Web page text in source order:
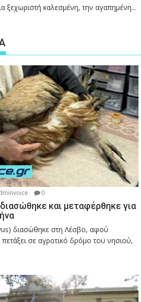
ξεχωριστή καλεσμένη, την αγαπημένη...
0
και μεταφέρθηκε για
διασώθηκε στη Λέσβο, αφού
πετάξει σε αγροτικό δρόμο του νησιού,